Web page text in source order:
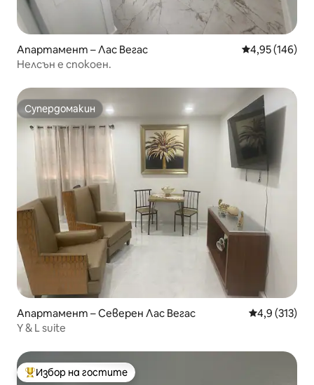
Апартамент – Лас Вегас Средна
4,95 (146)
Нелсън е спокоен.
Супердомакин
Супердомакин
Апартамент – Северен Лас Вегас Средна
4,9 (313)
Y & L suite
Най-популярен избор на гостите
Избор на гостите